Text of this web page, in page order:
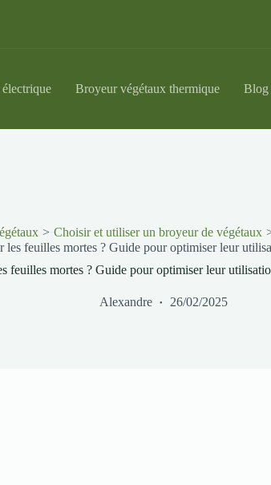
Broyeur végétaux thermique Blog
Choisir et utiliser un broyeur de végétaux
les feuilles mortes ? Guide pour optimiser leur
feuilles mortes ? Guide pour optimiser leur
Alexandre 26/02/2025